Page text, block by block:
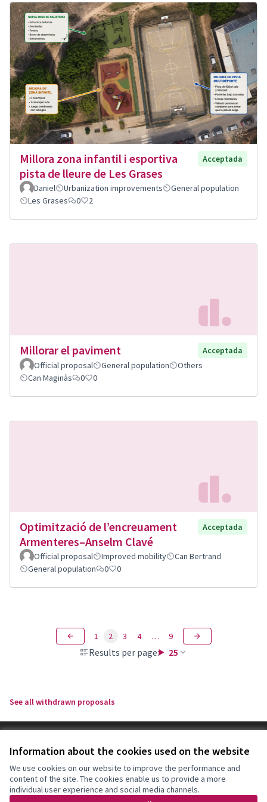
Information about the cookies used on the website
We use cookies on our website to improve the performance and
content of the site. The cookies enable us to provide a more
individual user experience and social media channels.
Millora zona infantil i esportiva
pista de lleure de Les Grases
Acceptada
Daniel Urbanization improvements
General population
Les Grases
0 2
Millorar el paviment
Acceptada
Official proposal
General population
Others
Can Maginàs
0 0
Optimització de l’encreuament
Armenteres–Anselm Clavé
Acceptada
Official proposal Improved mobility
Can Bertrand
General population
0 0
Results per page: 25
1 2 3 4 … 9
See all withdrawn proposals
Cookie settings
Decidim Sant Feliu at X
(External link)
Decidim Sant Feliu at Facebook
(External link)
Decidim Sant Feliu at Instagram
(External link)
Decidim Sant Feliu at YouTube
(External link)
English
Triar la llengua Elegir el idiomaChoose language